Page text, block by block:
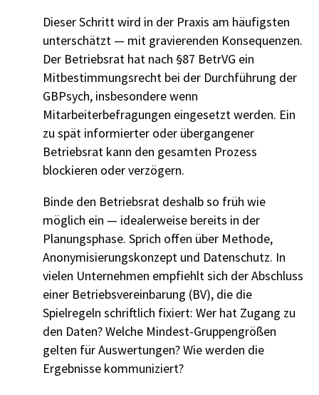
Dieser Schritt wird in der Praxis am häufigsten
unterschätzt — mit gravierenden Konsequenzen.
Der Betriebsrat hat nach §87 BetrVG ein
Mitbestimmungsrecht bei der Durchführung der
GBPsych, insbesondere wenn
Mitarbeiterbefragungen eingesetzt werden. Ein
zu spät informierter oder übergangener
Betriebsrat kann den gesamten Prozess
blockieren oder verzögern.
Binde den Betriebsrat deshalb so früh wie
möglich ein — idealerweise bereits in der
Planungsphase. Sprich offen über Methode,
Anonymisierungskonzept und Datenschutz. In
vielen Unternehmen empfiehlt sich der Abschluss
einer Betriebsvereinbarung (BV), die die
Spielregeln schriftlich fixiert: Wer hat Zugang zu
den Daten? Welche Mindest-Gruppengrößen
gelten für Auswertungen? Wie werden die
Ergebnisse kommuniziert?